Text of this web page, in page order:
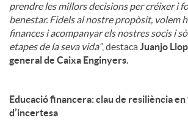
prendre les millors decisions per créixer i
benestar. Fidels al nostre propòsit, volem
finances i acompanyar els nostres socis i
etapes de la seva vida”, destacaJuanjo
general de Caixa Enginyers.
Educació financera: clau de resiliència en
d’incertesa